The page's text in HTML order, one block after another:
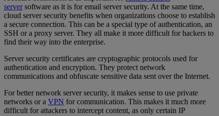
serversoftware as it is for email server security. At the same time,
cloud server security benefits when organizations choose to establish
a secure connection. This can be a special type of authentication, an
SSH or a proxy server. They all make it more difficult for hackers to
find their way into the enterprise.
Server security certificates are cryptographic protocols used for
authentication and encryption. They protect network
communications and obfuscate sensitive data sent over the Internet.
For better network server security, it makes sense to use private
networks or a VPN for communication. This makes it much more
difficult for attackers to intercept content, as only certain IP